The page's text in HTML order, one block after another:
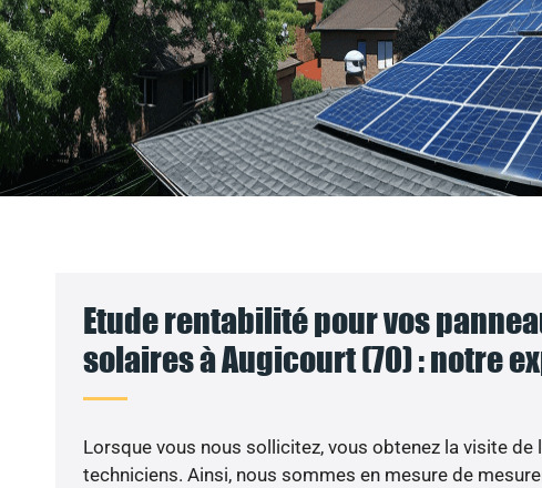
Etude rentabilité pour vos
solaires à Augicourt (70) : notre
Lorsque vous nous sollicitez, vous obtenez la visite de
techniciens. Ainsi, nous sommes en mesure de